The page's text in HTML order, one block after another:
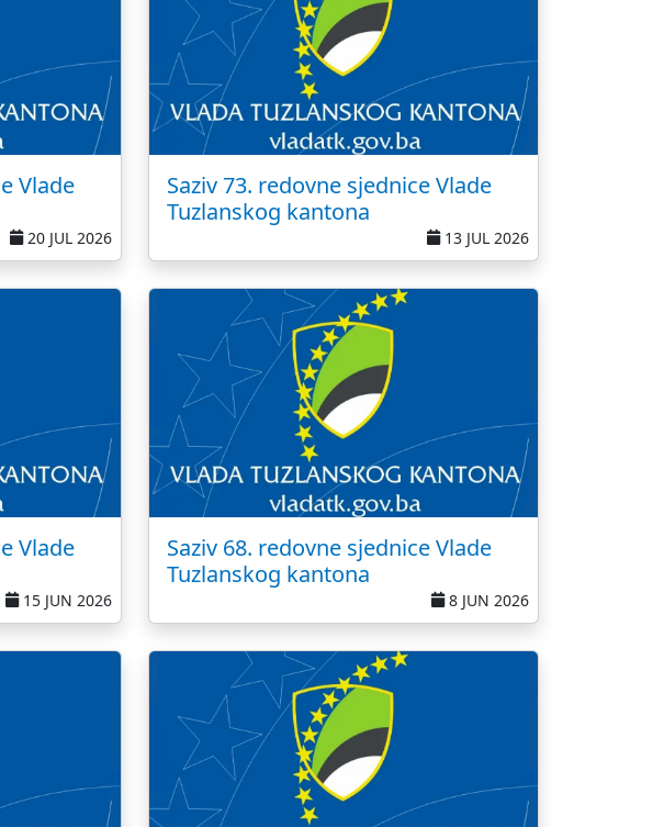
Vlade
20 JUL 2026
Saziv 73. redovne sjednice Vlade
Tuzlanskog kantona
13 JUL 2026
Vlade
15 JUN 2026
Saziv 68. redovne sjednice Vlade
Tuzlanskog kantona
8 JUN 2026